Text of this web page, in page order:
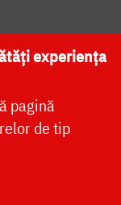
NAȚIONALĂ
MEDIA
experiența
pagină
de tip